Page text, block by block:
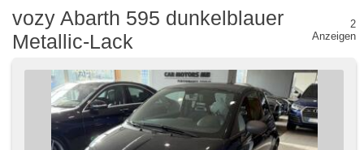
vozy Abarth 595 dunkelblauer
Metallic-Lack
2
Anzeigen